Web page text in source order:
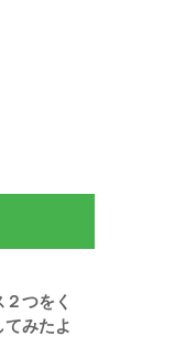
つをく
みたよ